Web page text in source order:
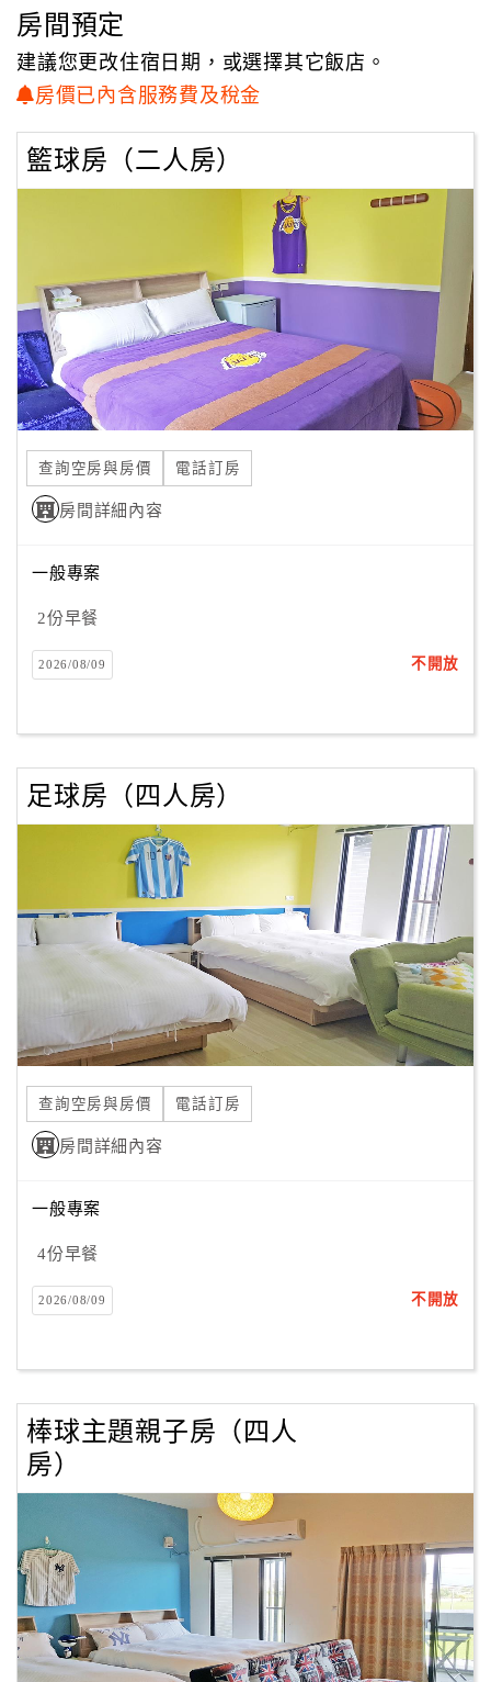
地
圖
顧
務
滿
意
度
訂
單
管
理
員
戶
客
服
聯
Line
線
紅
利
查
訂
房
Q&A
旅
卡
訂
房
請
款
收
據
房間預定
建議您更改住宿日期，或選擇其它飯店。
房價已內含服務費及稅金
籃球房（二人房）
查詢空房與房價 電話訂房
房間詳細內容
一般專案
2份早餐
2026/08/09 不開放
足球房（四人房）
查詢空房與房價 電話訂房
房間詳細內容
一般專案
4份早餐
2026/08/09 不開放
棒球主題親子房（四人
房）